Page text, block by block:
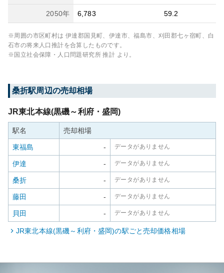
2050年 6,783 59.2
※周囲の市区町村は 伊達郡国見町、伊達市、福島市、刈田郡七ヶ宿町、白
石市の将来人口推計を合算したものです。
※国立社会保障・人口問題研究所 推計 より。
桑折駅周辺の売却相場
JR東北本線(黒磯～利府・盛岡)
駅名 売却相場
東福島 - データがありません
伊達 - データがありません
桑折 - データがありません
藤田 - データがありません
貝田 - データがありません
JR東北本線(黒磯～利府・盛岡)の駅ごと売却価格相場